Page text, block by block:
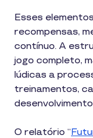
Esses
recompensas,
contínuo. A
jogo completo,
lúdicas a
treinamentos,
O relatório “